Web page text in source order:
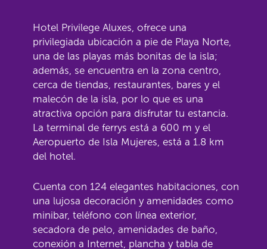
Hotel Privilege Aluxes, ofrece una
privilegiada ubicación a pie de Playa Norte,
una de las playas más bonitas de la isla;
además, se encuentra en la zona centro,
cerca de tiendas, restaurantes, bares y el
malecón de la isla, por lo que es una
atractiva opción para disfrutar tu estancia.
La terminal de ferrys está a 600 m y el
Aeropuerto de Isla Mujeres, está a 1.8 km
del hotel.
Cuenta con 124 elegantes habitaciones, con
una lujosa decoración y amenidades como
minibar, teléfono con línea exterior,
secadora de pelo, amenidades de baño,
conexión a Internet, plancha y tabla de